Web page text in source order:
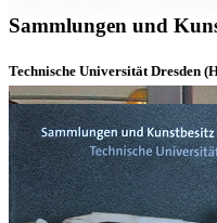
Sammlungen und
Technische Universität Dresden